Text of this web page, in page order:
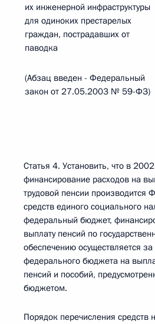
их инженерной инфраструктуры
для одиноких престарелых
граждан, пострадавших от
паводка
(Абзац введен - Федеральный
закон от 27.05.2003 № 59-ФЗ)
Статья 4. Установить, что в
финансирование расходов на
трудовой пенсии производится
средств единого социального
федеральный бюджет,
выплату пенсий по
обеспечению осуществляется за
федерального бюджета на
пенсий и пособий,
бюджетом.
Порядок перечисления средств